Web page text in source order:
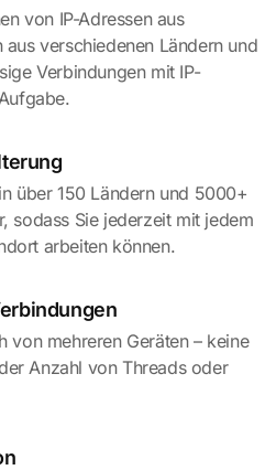
von IP-Adressen aus
aus verschiedenen Ländern und
Verbindungen mit IP-
über 150 Ländern und 5000+
sodass Sie jederzeit mit jedem
arbeiten können.
von mehreren Geräten – keine
Anzahl von Threads oder